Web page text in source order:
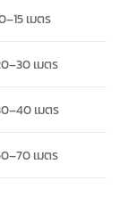
เมตร
เมตร
เมตร
เมตร